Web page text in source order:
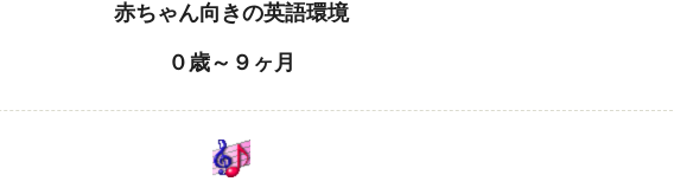
赤ちゃん向きの英語環境
０歳～９ヶ月